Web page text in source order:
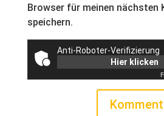
Browser für meinen nächsten
speichern.
Anti-Roboter-Verifizierung
Hier klicken